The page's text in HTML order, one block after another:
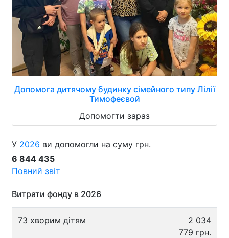
Допомога дитячому будинку сімейного типу Лілії
Тимофеєвой
Допомогти зараз
У 2026 ви допомогли на суму грн.
6 844 435
Повний звіт
Витрати фонду в 2026
73 хворим дітям
2 034
779 грн.